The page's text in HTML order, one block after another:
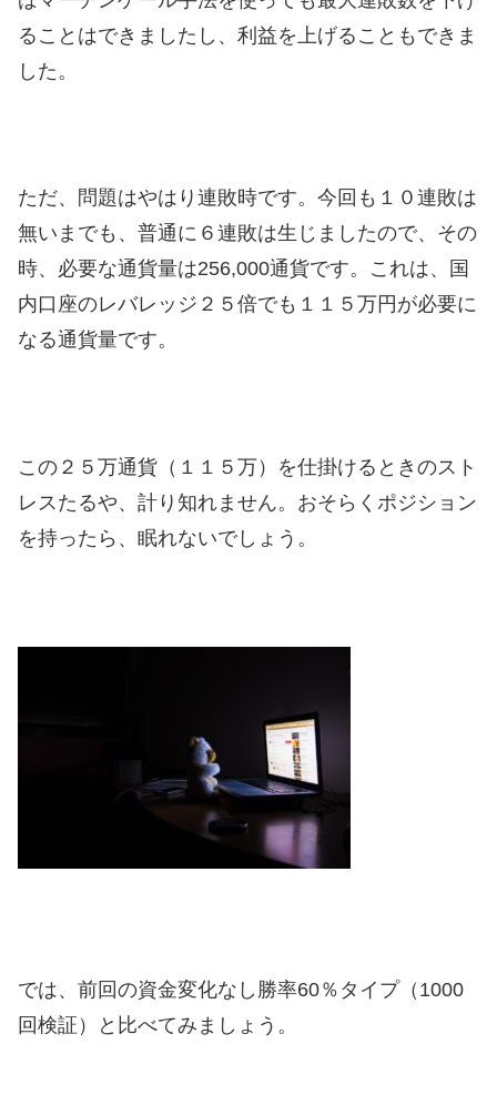
ることはできましたし、利益を上げることもできま
した。
ただ、問題はやはり連敗時です。今回も１０連敗は
無いまでも、普通に６連敗は生じましたので、その
時、必要な通貨量は256,000通貨です。これは、国
内口座のレバレッジ２５倍でも１１５万円が必要に
なる通貨量です。
この２５万通貨（１１５万）を仕掛けるときのスト
レスたるや、計り知れません。おそらくポジション
を持ったら、眠れないでしょう。
では、前回の資金変化なし勝率60％タイプ（1000
回検証）と比べてみましょう。